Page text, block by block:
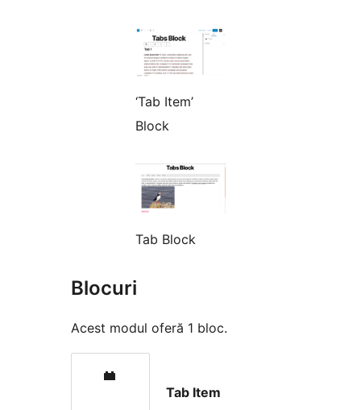
‘Tab Item’
Block
Tab Block
Blocuri
Acest modul oferă 1 bloc.
Tab Item